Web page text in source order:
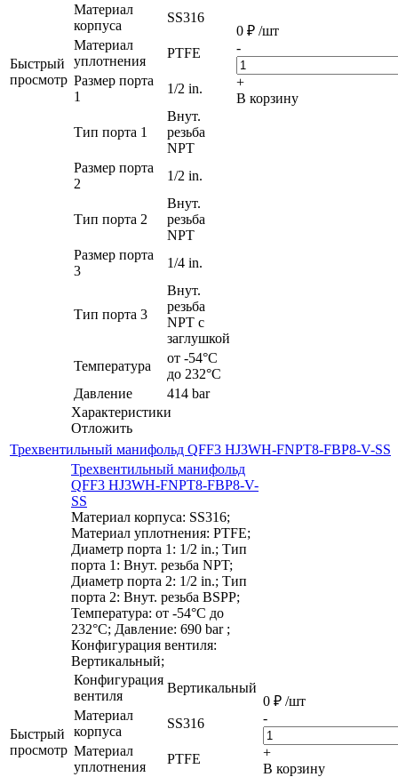
Быстрый
просмотр
Материал
корпуса
SS316
Материал
уплотнения
PTFE
Размер порта
1
1/2 in.
Тип порта 1
Внут.
резьба
NPT
Размер порта
2
1/2 in.
Тип порта 2
Внут.
резьба
NPT
Размер порта
3
1/4 in.
Тип порта 3
Внут.
резьба
NPT с
заглушкой
Температура
от -54°C
до 232°C
Давление
414 bar
Характеристики
Отложить
0 ₽ /шт
-
+
В корзину
Трехвентильный манифольд QFF3 HJ3WH-FNPT8-FBP8-V-SS
Быстрый
просмотр
Трехвентильный манифольд
QFF3 HJ3WH-FNPT8-FBP8-V-
SS
Материал корпуса: SS316;
Материал уплотнения: PTFE;
Диаметр порта 1: 1/2 in.; Тип
порта 1: Внут. резьба NPT;
Диаметр порта 2: 1/2 in.; Тип
порта 2: Внут. резьба BSPP;
Температура: от -54°C до
232°C; Давление: 690 bar ;
Конфигурация вентиля:
Вертикальный;
Конфигурация
вентиля
Вертикальный
Материал
корпуса
SS316
Материал
уплотнения
PTFE
0 ₽ /шт
-
+
В корзину